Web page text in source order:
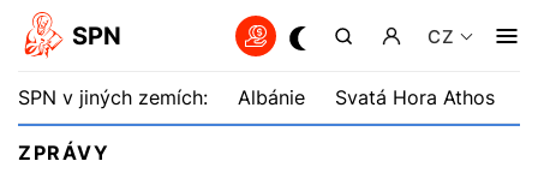
SPN CZ
SPN v jiných zemích: Albánie Svatá Hora Athos
ZPRÁVY